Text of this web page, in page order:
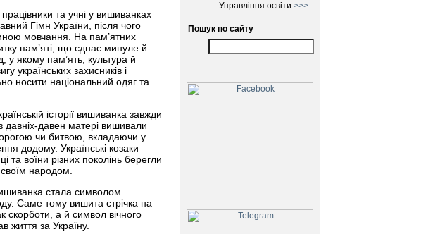
працівники та учні у вишиванках
Гімн України, після чого
мовчання. На пам’ятних
пам’яті, що єднає минуле й
якому пам’ять, культура й
українських захисників і
носити національний одяг та
історії вишиванка завжди
давніх-давен матері вишивали
чи битвою, вкладаючи у
додому. Українські козаки
воїни різних поколінь берегли
народом.
стала символом
Саме тому вишита стрічка на
а й символ вічного
життя за Україну.
Управління освіти >>>
Пошук по сайту